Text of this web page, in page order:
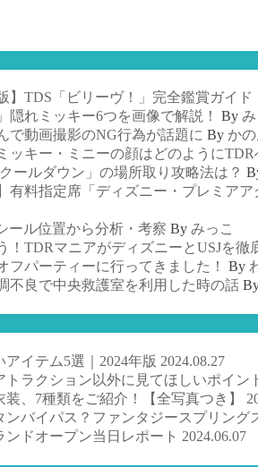
】TDS「ビリーヴ！」完全鑑賞ガイ
れミッキー6つを画像で解説！
By み
で動画撮影のNG行為が話題に By か
ッキー・ミニーの顔はどのように
ールダウン」の場所取り攻略法は？
有料指定席「ディズニー・プレミア
ール位置から分析・考察 By みっこ
！TDRマニアがディズニーとUSJを徹
フパーティーに行ってきました！
By
不良で中央救護室を利用した時の話
イテム5選｜2024年版 2024.08.27
ラクション以外に見てほしいポイン
、7種類をご紹介！【全写真つき】
ンバイパス？ファンタジースプリング
ンドオープン当日レポート 2024.06.07